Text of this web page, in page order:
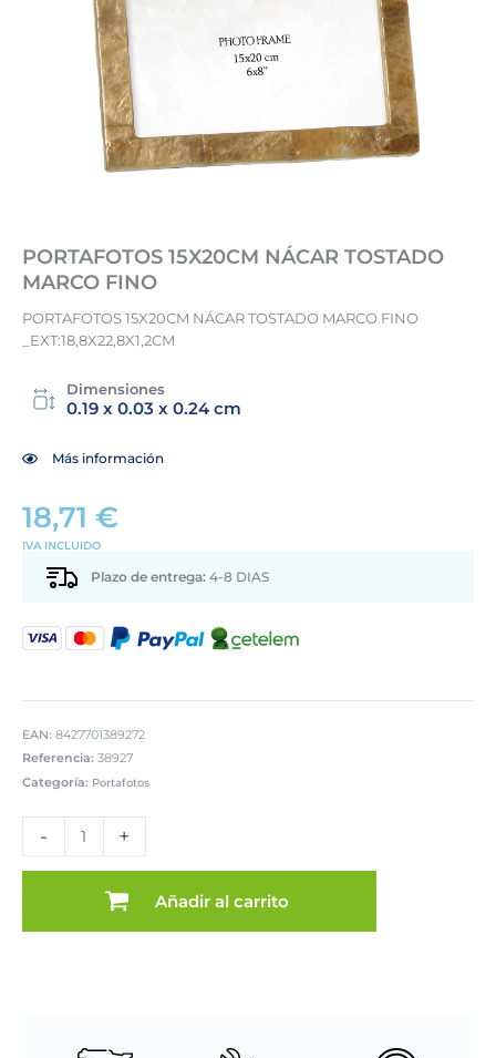
PORTAFOTOS 15X20CM NÁCAR TOSTADO
MARCO FINO
PORTAFOTOS 15X20CM NÁCAR TOSTADO MARCO FINO
_EXT:18,8X22,8X1,2CM
Dimensiones
0.19 x 0.03 x 0.24 cm
Más información
18,71 €
IVA INCLUIDO
Plazo de entrega: 4-8 DIAS
EAN: 8427701389272
Referencia: 38927
Categoría: Portafotos
-
TOSTADO
cantidad
+
Añadir al carrito